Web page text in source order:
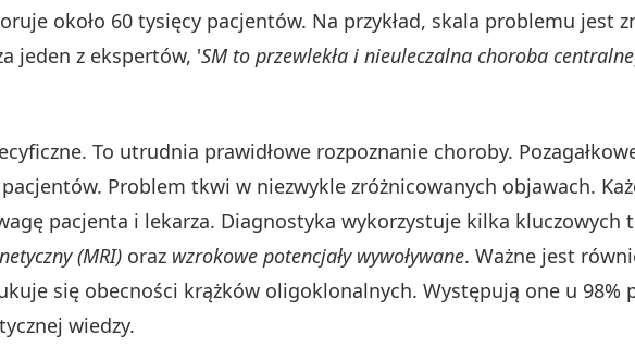
około 60 tysięcy pacjentów. Na przykład, skala problemu jest
jeden z ekspertów, 'SM to przewlekła i nieuleczalna choroba
To utrudnia prawidłowe rozpoznanie choroby.
Problem tkwi w niezwykle zróżnicowanych objawach.
pacjenta i lekarza. Diagnostyka wykorzystuje kilka kluczowych
(MRI) oraz wzrokowe potencjały wywoływane. Ważne jest
się obecności krążków oligoklonalnych. Występują one u 98%
wiedzy.